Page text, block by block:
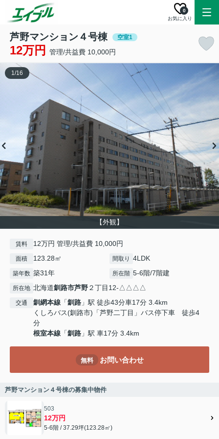
お気に入り
0
芦野マンション４号棟 空室1
12万円 管理/共益費 10,000円
【外観】
1/16
賃料 12万円 管理/共益費 10,000円
面積 123.28㎡ 間取り 4LDK
築年数 築31年 所在階 5-6階/7階建
所在地 北海道釧路市芦野２丁目12-△△△△
交通 釧網本線 「釧路 」駅 徒歩43分車17分 3.4km
くしろバス(釧路市)「芦野二丁目」バス停下車 徒歩4
分
根室本線 「釧路 」駅 車17分 3.4km
無料 お問い合わせ
芦野マンション４号棟の募集中物件
503
12万円
5-6階 / 37.29坪(123.28㎡)